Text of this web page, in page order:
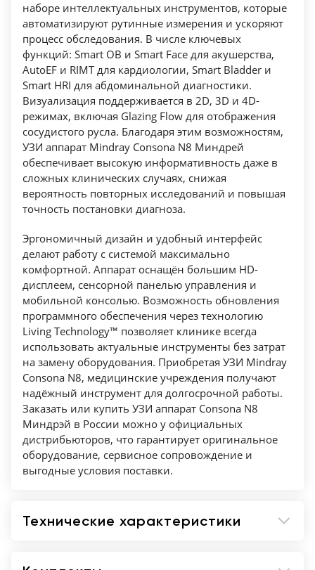
iTouch+ Автоматическая оптимизация
изображения
iBeam™ Режим многолучевого компаундинга
iClear™ Адаптивный режим шумоподавления
Echo Boost Режим улучшенной визуализации
структур сердца
3D iClear Режим подавления зернистости в
режиме трехмерной реконструкции
Depth VR Рендеринг глубины объемного
изображения
iCompare (multi-modality imaging compare).
Мультимодальное сравнение УЗИ
MedTouch™ (Support IOS/Android devices).
Управление сканером с электронных
устройств врача (доступна на устройства на
IOS/Android)
MedSight™ Передача информации на
электронные устройства пациента (Доступна
для операционных систем IOS/Android, опция
DICOM basic на ультразвуковом сканере
необходима для работы с устройствами на
IOS )
iStation™ Встроенная рабочая станция для
ведения базы данных пациентов
Встроенный атлас ультразвуковых
укомплектоваться SSD 512 Гб опционально)
наборе интеллектуальных инструментов, которые
автоматизируют рутинные измерения и ускоряют
процесс обследования. В числе ключевых
функций: Smart OB и Smart Face для акушерства,
AutoEF и RIMT для кардиологии, Smart Bladder и
Smart HRI для абдоминальной диагностики.
Визуализация поддерживается в 2D, 3D и 4D-
режимах, включая Glazing Flow для отображения
сосудистого русла. Благодаря этим возможностям,
УЗИ аппарат Mindray Consona N8 Миндрей
обеспечивает высокую информативность даже в
сложных клинических случаях, снижая
вероятность повторных исследований и повышая
точность постановки диагноза.
Эргономичный дизайн и удобный интерфейс
делают работу с системой максимально
комфортной. Аппарат оснащён большим HD-
дисплеем, сенсорной панелью управления и
мобильной консолью. Возможность обновления
программного обеспечения через технологию
Living Technology™ позволяет клинике всегда
использовать актуальные инструменты без затрат
на замену оборудования. Приобретая УЗИ Mindray
Consona N8, медицинские учреждения получают
надёжный инструмент для долгосрочной работы.
Заказать или купить УЗИ аппарат Consona N8
Миндрэй в России можно у официальных
дистрибьюторов, что гарантирует оригинальное
оборудование, сервисное сопровождение и
выгодные условия поставки.
Технические характеристики